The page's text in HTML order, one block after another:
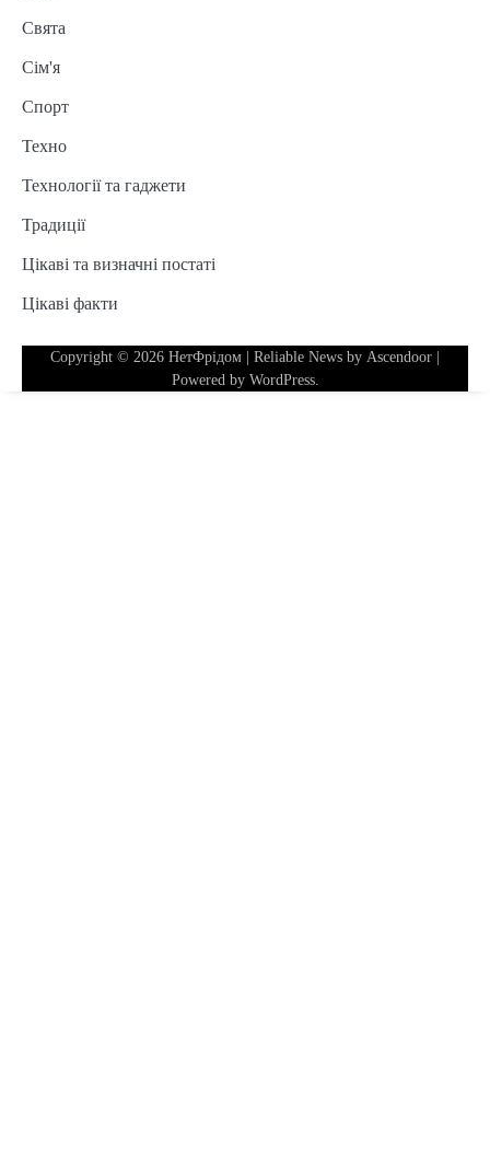
Свята
Сім'я
Спорт
Техно
Технології та гаджети
Традиції
Цікаві та визначні постаті
Цікаві факти
Copyright © 2026 НетФрідом | Reliable News by Ascendoor
Powered by WordPress.